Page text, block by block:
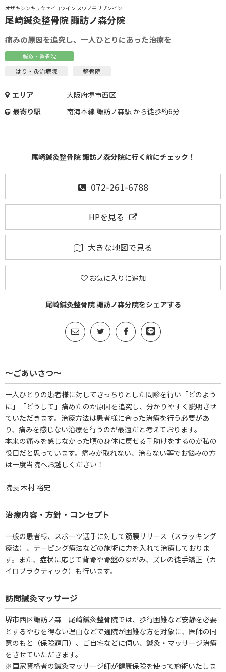
オザキシンキュウセイコツイン スワノモリブンイン
尾崎鍼灸整骨院 諏訪ノ森分院
痛みの原因を追究し、一人ひとりにあった治療を
鍼灸・整骨院
はり・灸治療院 整骨院
エリア
大阪府堺市西区
最寄り駅
南海本線 諏訪ノ森駅 から徒歩約6分
尾崎鍼灸整骨院 諏訪ノ森分院に行く前にチェック！
072-261-6788
HPを見る
大きな地図で見る
お気に入りに追加
尾崎鍼灸整骨院 諏訪ノ森分院をシェアする
～ごあいさつ～
一人ひとりの患者様に対してきっちりとした問診を行い「どのよう
に」「どうして」痛めたのか原因を追究し、分かりやすく説明させ
ていただきます。治療方法は患者様に合った治療を行う必要があ
り、痛みを感じない治療を行うのが最適だと考えております。
本来の痛みを感じなかった頃の身体に戻せる手助けをするのが私の
役目だと思っています。痛みが取れない、治らない等でお悩みの方
は一度当院へお越しください！
院長 木村 裕史
治療内容・方針・コンセプト
一般の患者様、スポーツ選手に対して筋膜リリース（スラッキング
療法）、テーピング療法などの施術に力を入れて治療しておりま
す。また、症状に応じて背骨や骨盤のゆがみ、ズレの徒手矯正（カ
イロプラクティック）も行います。
訪問鍼灸マッサージ
堺市西区諏訪ノ森 尾﨑鍼灸整骨院では、歩行困難など安静を必要
とするやむを得ない理由などで通院が困難な方を対象に、医師の同
意のもと（保険適用）、ご自宅などに伺い、鍼灸・マッサージ治療
をさせていただきます。
※国家資格者の鍼灸マッサージ師が健康保険を使って施術いたしま